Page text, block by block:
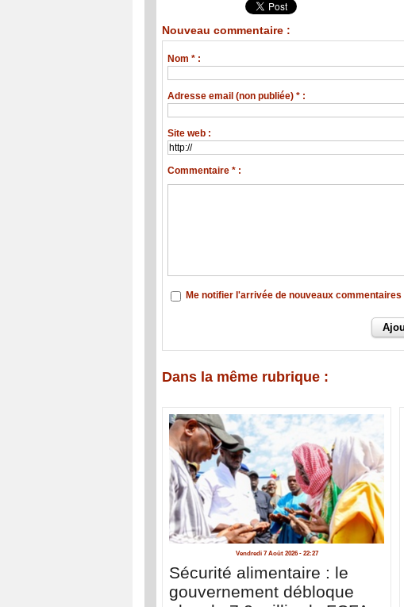
Nouveau commentaire :
Nom * :
Adresse email (non publiée) * :
Site web :
Commentaire * :
Me notifier l'arrivée de nouveaux commentaires
Dans la même rubrique :
Vendredi 7 Août 2026 - 22:27
Sécurité alimentaire : le
gouvernement débloque